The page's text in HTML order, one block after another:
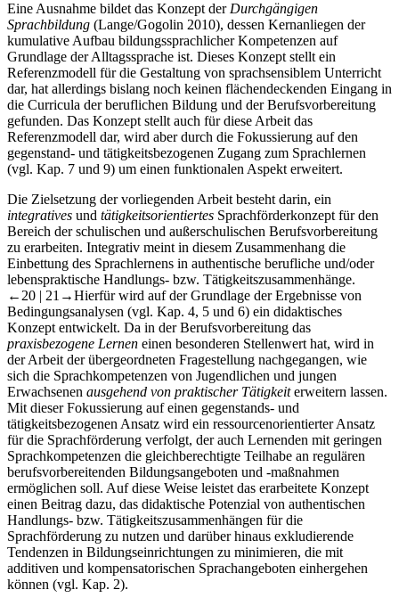
Eine Ausnahme bildet das Konzept der Durchgängigen
Sprachbildung (Lange/Gogolin 2010), dessen Kernanliegen der
kumulative Aufbau bildungssprachlicher Kompetenzen auf
Grundlage der Alltagssprache ist. Dieses Konzept stellt ein
Referenzmodell für die Gestaltung von sprachsensiblem Unterricht
dar, hat allerdings bislang noch keinen flächendeckenden Eingang in
die Curricula der beruflichen Bildung und der Berufsvorbereitung
gefunden. Das Konzept stellt auch für diese Arbeit das
Referenzmodell dar, wird aber durch die Fokussierung auf den
gegenstand- und tätigkeitsbezogenen Zugang zum Sprachlernen
(vgl. Kap. 7 und 9) um einen funktionalen Aspekt erweitert.
Die Zielsetzung der vorliegenden Arbeit besteht darin, ein
integratives und tätigkeitsorientiertes Sprachförderkonzept für den
Bereich der schulischen und außerschulischen Berufsvorbereitung
zu erarbeiten. Integrativ meint in diesem Zusammenhang die
Einbettung des Sprachlernens in authentische berufliche und/oder
lebenspraktische Handlungs- bzw. Tätigkeitszusammenhänge.
←20 | 21→Hierfür wird auf der Grundlage der Ergebnisse von
Bedingungsanalysen (vgl. Kap. 4, 5 und 6) ein didaktisches
Konzept entwickelt. Da in der Berufsvorbereitung das
praxisbezogene Lernen einen besonderen Stellenwert hat, wird in
der Arbeit der übergeordneten Fragestellung nachgegangen, wie
sich die Sprachkompetenzen von Jugendlichen und jungen
Erwachsenen ausgehend von praktischer Tätigkeiterweitern lassen.
Mit dieser Fokussierung auf einen gegenstands- und
tätigkeitsbezogenen Ansatz wird ein ressourcenorientierter Ansatz
für die Sprachförderung verfolgt, der auch Lernenden mit geringen
Sprachkompetenzen die gleichberechtigte Teilhabe an regulären
berufsvorbereitenden Bildungsangeboten und -maßnahmen
ermöglichen soll. Auf diese Weise leistet das erarbeitete Konzept
einen Beitrag dazu, das didaktische Potenzial von authentischen
Handlungs- bzw. Tätigkeitszusammenhängen für die
Sprachförderung zu nutzen und darüber hinaus exkludierende
Tendenzen in Bildungseinrichtungen zu minimieren, die mit
additiven und kompensatorischen Sprachangeboten einhergehen
können (vgl. Kap. 2).